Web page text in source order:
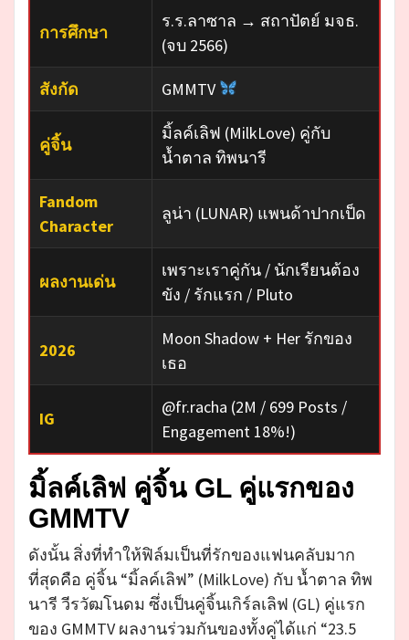
การศึกษา
ร.ร.ลาซาล → สถาปัตย์ มจธ.
(จบ 2566)
สังกัด GMMTV
คู่จิ้น
มิ้ลค์เลิฟ (MilkLove) คู่กับ
น้ำตาล ทิพนารี
Fandom
Character
ลูน่า (LUNAR) แพนด้าปากเป็ด
ผลงานเด่น
เพราะเราคู่กัน / นักเรียนต้อง
ขัง / รักแรก / Pluto
2026
Moon Shadow + Her รักของ
เธอ
IG
@fr.racha (2M / 699 Posts /
Engagement 18%!)
มิ้ลค์เลิฟ คู่จิ้น GL คู่แรกของ
GMMTV
ดังนั้น สิ่งที่ทำให้ฟิล์มเป็นที่รักของแฟนคลับมาก
ที่สุดคือ คู่จิ้น “มิ้ลค์เลิฟ” (MilkLove) กับ น้ำตาล ทิพ
นารี วีรวัฒโนดม ซึ่งเป็นคู่จิ้นเกิร์ลเลิฟ (GL) คู่แรก
ของ GMMTV ผลงานร่วมกันของทั้งคู่ได้แก่ “23.5